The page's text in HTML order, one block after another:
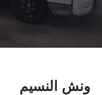
ونش النسيم